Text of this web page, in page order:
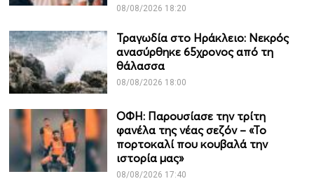
08/08/2026 18:20
Τραγωδία στο Ηράκλειο: Νεκρός
ανασύρθηκε 65χρονος από τη
θάλασσα
08/08/2026 18:00
ΟΦΗ: Παρουσίασε την τρίτη
φανέλα της νέας σεζόν – «Το
πορτοκαλί που κουβαλά την
ιστορία μας»
08/08/2026 17:40